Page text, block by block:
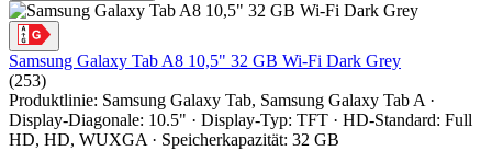
Samsung Galaxy Tab A8 10,5" 32 GB Wi-Fi Dark Grey
(253)
Produktlinie: Samsung Galaxy Tab, Samsung Galaxy Tab A ·
Display-Diagonale: 10.5" · Display-Typ: TFT · HD-Standard: Full
HD, HD, WUXGA · Speicherkapazität: 32 GB